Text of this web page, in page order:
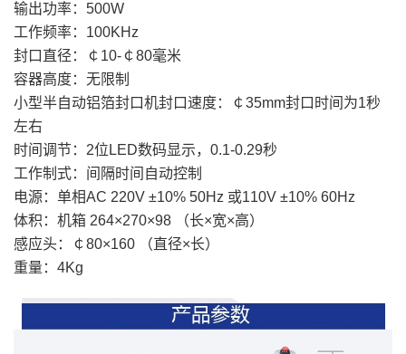
输出功率：500W
工作频率：100KHz
封口直径：￠10-￠80毫米
容器高度：无限制
小型半自动铝箔封口机封口速度：￠35mm封口时间为1秒
左右
时间调节：2位LED数码显示，0.1-0.29秒
工作制式：间隔时间自动控制
电源：单相AC 220V ±10% 50Hz 或110V ±10% 60Hz
体积：机箱 264×270×98 （长×宽×高）
感应头：￠80×160 （直径×长）
重量：4Kg